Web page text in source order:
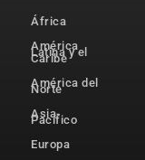
África
América
Latina y el
Caribe
América del
Norte
Asia-
Pacífico
Europa